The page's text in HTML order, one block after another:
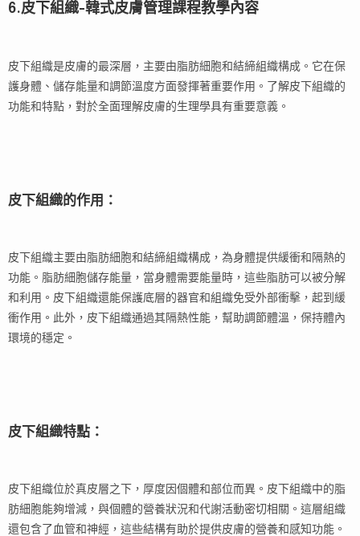
6.皮下組織-韓式皮膚管理課程教學內容
皮下組織是皮膚的最深層，主要由脂肪細胞和結締組織構成。它在保
護身體、儲存能量和調節溫度方面發揮著重要作用。了解皮下組織的
功能和特點，對於全面理解皮膚的生理學具有重要意義。
皮下組織的作用：
皮下組織主要由脂肪細胞和結締組織構成，為身體提供緩衝和隔熱的
功能。脂肪細胞儲存能量，當身體需要能量時，這些脂肪可以被分解
和利用。皮下組織還能保護底層的器官和組織免受外部衝擊，起到緩
衝作用。此外，皮下組織通過其隔熱性能，幫助調節體溫，保持體內
環境的穩定。
皮下組織特點：
皮下組織位於真皮層之下，厚度因個體和部位而異。皮下組織中的脂
肪細胞能夠增減，與個體的營養狀況和代謝活動密切相關。這層組織
還包含了血管和神經，這些結構有助於提供皮膚的營養和感知功能。